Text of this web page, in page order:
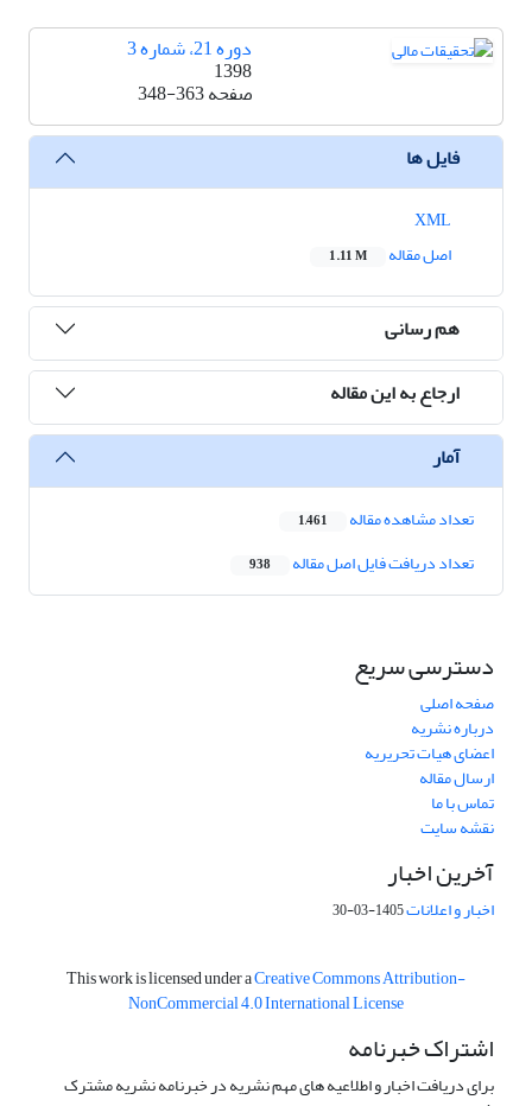
دوره 21، شماره 3
1398
صفحه348-363
فایل ها
اصل مقاله
1.11 M
هم رسانی
ارجاع به این مقاله
آمار
تعداد مشاهده مقاله 1,461
تعداد دریافت فایل اصل مقاله 938
دسترسی سریع
صفحه اصلی
درباره نشریه
اعضای هیات تحریریه
ارسال مقاله
تماس با ما
نقشه سایت
آخرین اخبار
اخبار و اعلانات1405-03-30
This work is licensed under aCreative Commons Attribution-
NonCommercial 4.0 International License
اشتراک خبرنامه
برای دریافت اخبار و اطلاعیه های مهم نشریه در خبرنامه نشریه مشترک